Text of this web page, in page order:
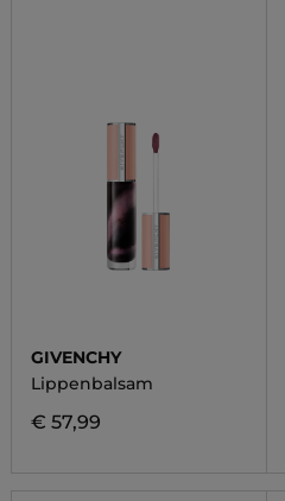
GIVENCHY
Lippenbalsam
€ 57,99